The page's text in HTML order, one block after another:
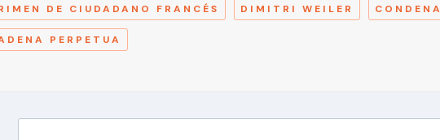
DE CIUDADANO FRANCÉS DIMITRI WEILER CONDENA
PERPETUA